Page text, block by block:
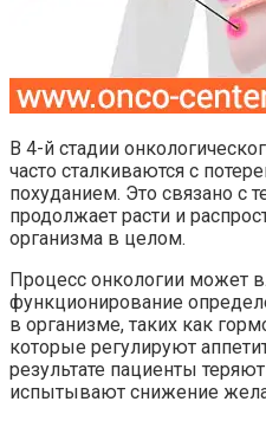
В 4-й стадии
часто сталкиваются с
похуданием. Это связано с
продолжает расти и
организма в целом.
Процесс онкологии может
функционирование
в организме, таких как
которые регулируют
результате пациенты
испытывают снижение